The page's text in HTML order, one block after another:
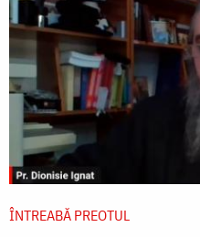
ÎNTREABĂ PREOTUL